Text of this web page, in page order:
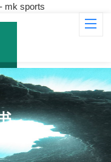
mk sports